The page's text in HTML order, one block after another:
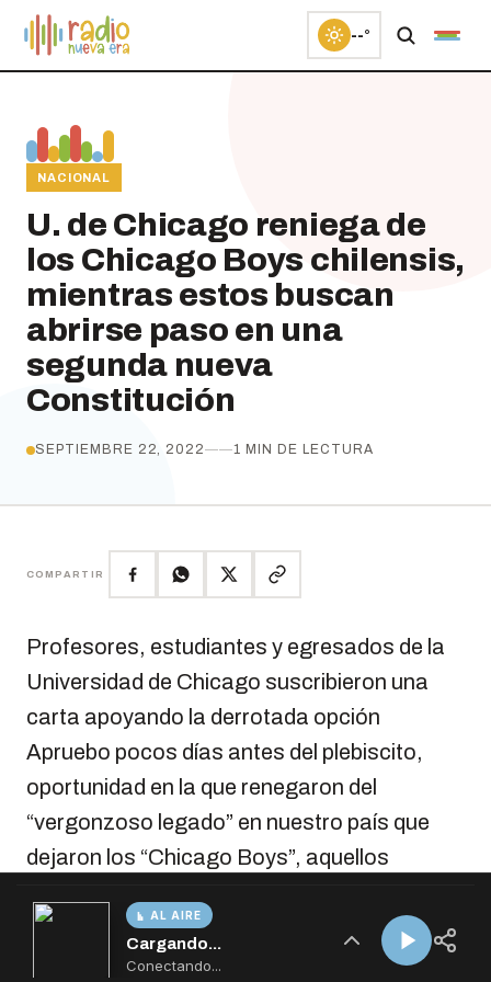
AL AIRE
Cargando...
Conectando...